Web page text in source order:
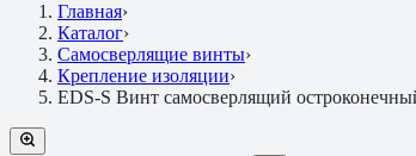
Главная›
Каталог›
Самосверлящие винты›
Крепление изоляции›
EDS-S Винт самосверлящий